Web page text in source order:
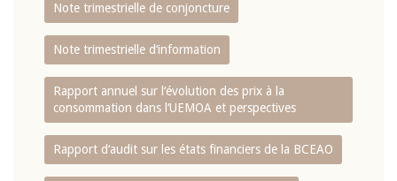
Note trimestrielle de conjoncture
Note trimestrielle d‘information
Rapport annuel sur l‘évolution des prix à la
consommation dans l‘UEMOA et perspectives
Rapport d‘audit sur les états financiers de la BCEAO